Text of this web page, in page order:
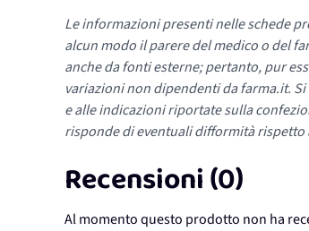
Le informazioni presenti nelle schede
alcun modo il parere del medico o del
anche da fonti esterne; pertanto, pur
variazioni non dipendenti da farma.it.
e alle indicazioni riportate sulla
risponde di eventuali difformità
Recensioni (0)
Al momento questo prodotto non ha